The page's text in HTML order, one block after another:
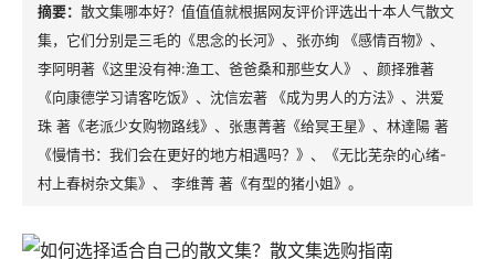
散文集哪本好？值值值就根据网友评价评选出十本人气散文
集，它们分别是三毛的《思念的长河》、张亦绚 《感情百物》、
李阿明著《这里没有神:渔工、爸爸桑和那些女人》 、颜择雅著
《向康德学习请客吃饭》、沈信宏著 《成为男人的方法》、洪爱
珠 著《老派少女购物路线》、张惠菁著《给冥王星》、林達陽 著
《慢情书：我们会在更好的地方相遇吗？》、《无比芜杂的心绪-
村上春树杂文集》、 李维菁 著《有型的猪小姐》。